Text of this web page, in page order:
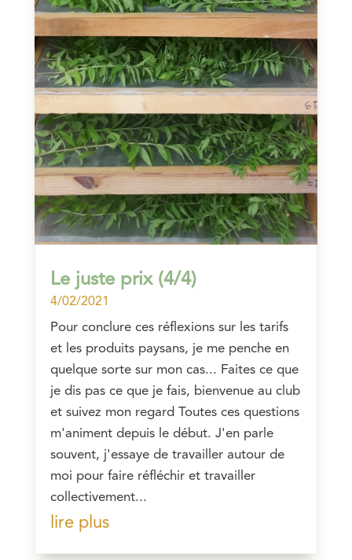
Le juste prix (4/4)
4/02/2021
Pour conclure ces réflexions sur les tarifs
et les produits paysans, je me penche en
quelque sorte sur mon cas... Faites ce que
je dis pas ce que je fais, bienvenue au club
et suivez mon regard Toutes ces questions
m'animent depuis le début. J'en parle
souvent, j'essaye de travailler autour de
moi pour faire réfléchir et travailler
collectivement...
lire plus